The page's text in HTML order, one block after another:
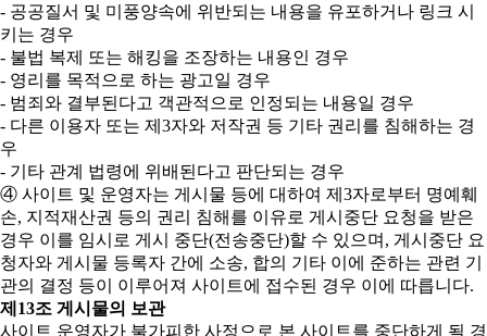
- 공공질서 및 미풍양속에 위반되는 내용을 유포하거나 링크 시
키는 경우
- 불법 복제 또는 해킹을 조장하는 내용인 경우
- 영리를 목적으로 하는 광고일 경우
- 범죄와 결부된다고 객관적으로 인정되는 내용일 경우
- 다른 이용자 또는 제3자와 저작권 등 기타 권리를 침해하는 경
우
- 기타 관계 법령에 위배된다고 판단되는 경우
④ 사이트 및 운영자는 게시물 등에 대하여 제3자로부터 명예훼
손, 지적재산권 등의 권리 침해를 이유로 게시중단 요청을 받은
경우 이를 임시로 게시 중단(전송중단)할 수 있으며, 게시중단 요
청자와 게시물 등록자 간에 소송, 합의 기타 이에 준하는 관련 기
관의 결정 등이 이루어져 사이트에 접수된 경우 이에 따릅니다.
제13조 게시물의 보관
사이트 운영자가 불가피한 사정으로 본 사이트를 중단하게 될 경